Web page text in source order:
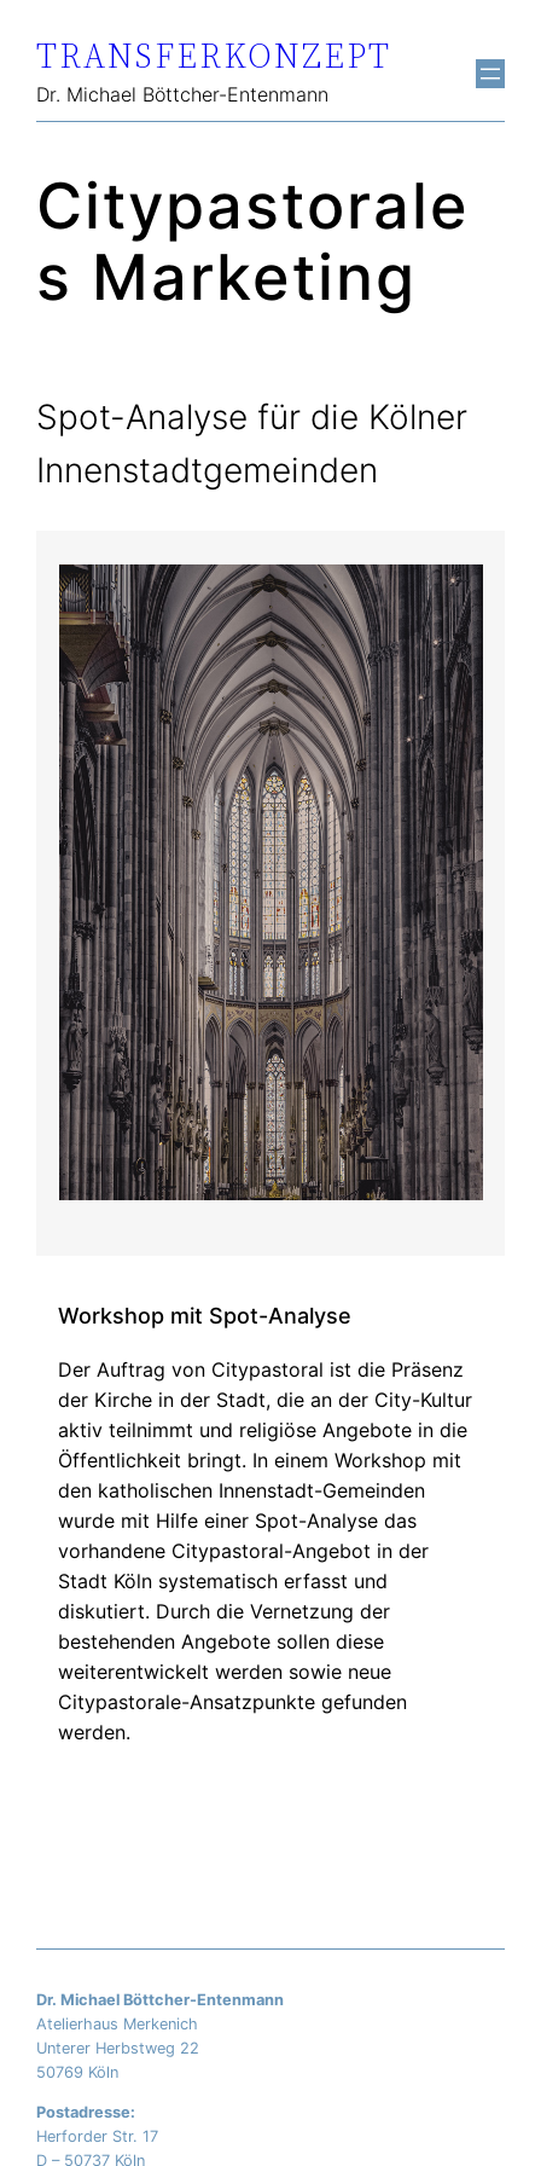
springen
TRANSFERKONZEPT
Dr. Michael Böttcher-Entenmann
Citypastorale
s Marketing
Spot-Analyse für die Kölner
Innenstadtgemeinden
Workshop mit Spot-Analyse
Der Auftrag von Citypastoral ist die Präsenz
der Kirche in der Stadt, die an der City-Kultur
aktiv teilnimmt und religiöse Angebote in die
Öffentlichkeit bringt. In einem Workshop mit
den katholischen Innenstadt-Gemeinden
wurde mit Hilfe einer Spot-Analyse das
vorhandene Citypastoral-Angebot in der
Stadt Köln systematisch erfasst und
diskutiert. Durch die Vernetzung der
bestehenden Angebote sollen diese
weiterentwickelt werden sowie neue
Citypastorale-Ansatzpunkte gefunden
werden.
Dr. Michael Böttcher-Entenmann
Atelierhaus Merkenich
Unterer Herbstweg 22
50769 Köln
Postadresse:
Herforder Str. 17
D – 50737 Köln